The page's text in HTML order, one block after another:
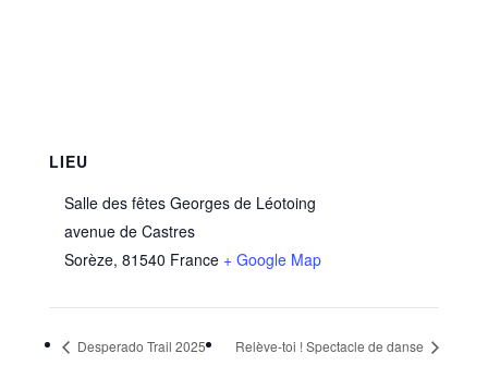
LIEU
Salle des fêtes Georges de Léotoing
avenue de Castres
Sorèze, 81540 France + Google Map
Desperado Trail 2025 Relève-toi ! Spectacle de danse